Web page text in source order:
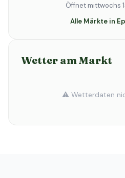
Öffnet mittwochs
Alle Märkte in
Wetter am Markt
⚠️ Wetterdaten